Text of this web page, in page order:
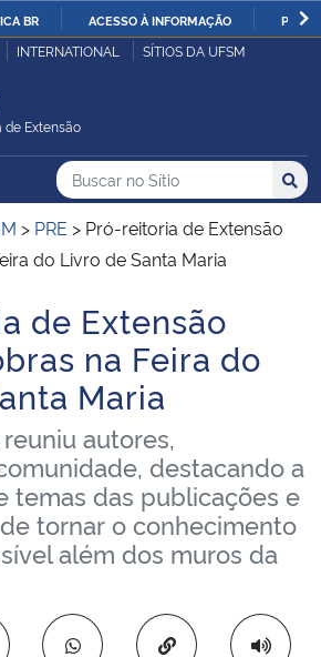
IR
BR ACESSO À INFORMAÇÃO
Pública
e Abastecimento
INTERNATIONAL SÍTIOS DA UFSM
de Extensão
do Sítio
Busca
Buscar no no Sítio
Busca:
> PRE > Pró-reitoria de Extensão
do Livro de Santa Maria
de Extensão
na Feira do
Maria
autores,
destacando a
temas das publicações e
tornar o conhecimento
além dos muros da
Copiar para área